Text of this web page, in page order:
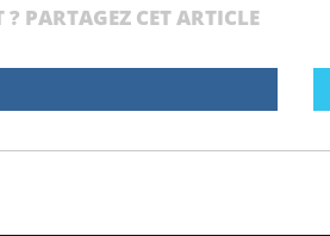
? PARTAGEZ CET ARTICLE